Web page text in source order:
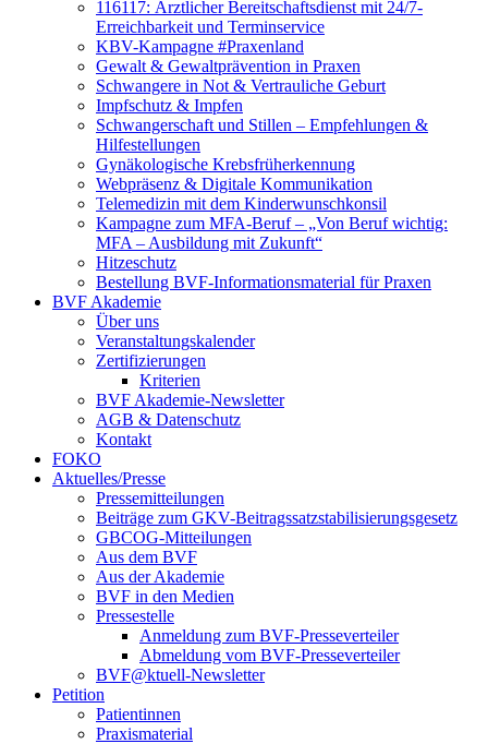
116117: Ärztlicher Bereitschaftsdienst mit 24/7-
Erreichbarkeit und Terminservice
KBV-Kampagne #Praxenland
Gewalt & Gewaltprävention in Praxen
Schwangere in Not & Vertrauliche Geburt
Impfschutz & Impfen
Schwangerschaft und Stillen – Empfehlungen &
Hilfestellungen
Gynäkologische Krebsfrüherkennung
Webpräsenz & Digitale Kommunikation
Telemedizin mit dem Kinderwunschkonsil
Kampagne zum MFA-Beruf – „Von Beruf wichtig:
MFA – Ausbildung mit Zukunft“
Hitzeschutz
Bestellung BVF-Informationsmaterial für Praxen
BVF Akademie
Über uns
Veranstaltungskalender
Zertifizierungen
Kriterien
BVF Akademie-Newsletter
AGB & Datenschutz
Kontakt
FOKO
Aktuelles/Presse
Pressemitteilungen
Beiträge zum GKV-Beitragssatzstabilisierungsgesetz
GBCOG-Mitteilungen
Aus dem BVF
Aus der Akademie
BVF in den Medien
Pressestelle
Anmeldung zum BVF-Presseverteiler
Abmeldung vom BVF-Presseverteiler
BVF@ktuell-Newsletter
Petition
Patientinnen
Praxismaterial